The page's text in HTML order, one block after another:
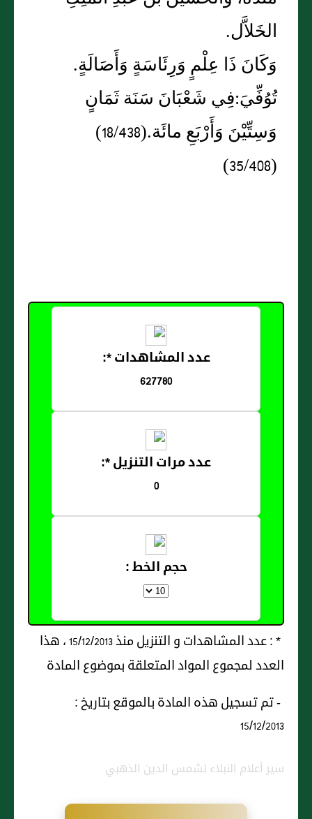
الخَلاَّل.
وَكَانَ ذَا عِلْمٍ وَرِئَاسَةٍ وَأَصَالَةٍ.
تُوُفِّيَ:فِي شَعْبَانَ سَنَة ثَمَانٍ
وَسِتِّيْنَ وَأَرْبَعِ مائَة.(18/438)
(35/408)
عدد المشاهدات *:
627780
عدد مرات التنزيل *:
0
حجم الخط :
* : عدد المشاهدات و التنزيل منذ 15/12/2013 ، هذا
العدد لمجموع المواد المتعلقة بموضوع المادة
- تم تسجيل هذه المادة بالموقع بتاريخ :
15/12/2013
سير أعلام النبلاء لشمس الدين الذهبي